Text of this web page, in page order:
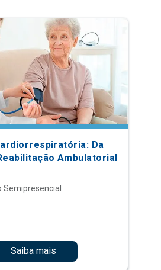
Da
Ambulatorial
Semipresencial
Saiba mais